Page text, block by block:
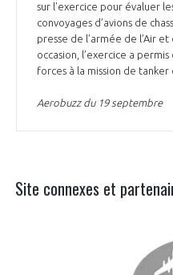
sur l’exercice pour évaluer
convoyages d’avions de
presse de l’armée de l’Air et
occasion, l’exercice a
forces à la mission de tanker
Aerobuzz du 19 septembre
Site connexes et